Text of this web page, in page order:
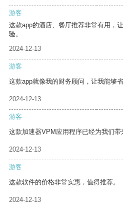
游客
这款app的酒店、餐厅推荐非常有用，
验。
2024-12-13
游客
这款app就像我的财务顾问，让我能够省
2024-12-13
游客
这款加速器VPM应用程序已经为我们带
2024-12-13
游客
这款软件的价格非常实惠，值得推荐。
2024-12-13